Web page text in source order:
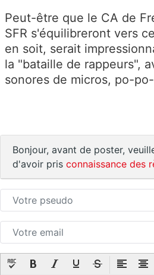
Peut-être que le CA de
SFR s'équilibreront vers
en soit, serait
la "bataille de rappeurs",
sonores de micros, po-
Bonjour, avant de poster,
d'avoir pris connaissance des